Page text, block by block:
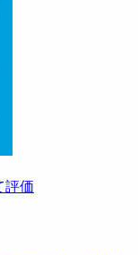
評価